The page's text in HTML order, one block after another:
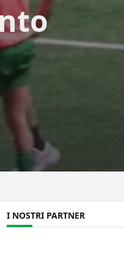
I NOSTRI PARTNER